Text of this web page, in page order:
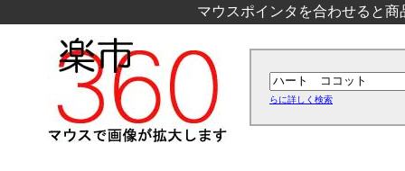
マウスポインタを合わせると
らに詳しく検索